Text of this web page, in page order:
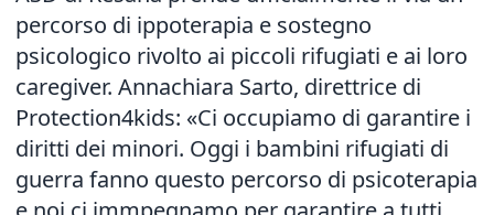
percorso di ippoterapia e sostegno
psicologico rivolto ai piccoli rifugiati e ai loro
caregiver. Annachiara Sarto, direttrice di
Protection4kids: «Ci occupiamo di garantire i
diritti dei minori. Oggi i bambini rifugiati di
guerra fanno questo percorso di psicoterapia